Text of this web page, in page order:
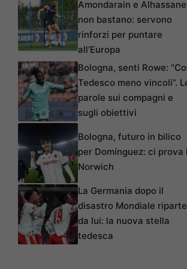
Amondarain e Alhassane
non bastano: servono
rinforzi per puntare
all’Europa
Bologna, senti Rowe:
Tedesco meno vincoli”.
parole sui compagni e
sugli obiettivi
Bologna, futuro in bilico
per Domínguez: ci prova
Norwich
La Germania dopo il
disastro Mondiale riparte
da lui: la nuova stella
tedesca